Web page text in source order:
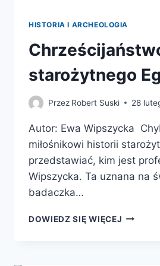
HISTORIA I ARCHEOLOGIA
starożytnego
Przez Robert Suski 28
Autor: Ewa Wipszycka
miłośnikowi historii
przedstawiać, kim jest
Wipszycka. Ta uznana na
badaczka…
DOWIEDZ SIĘ WIĘCEJ